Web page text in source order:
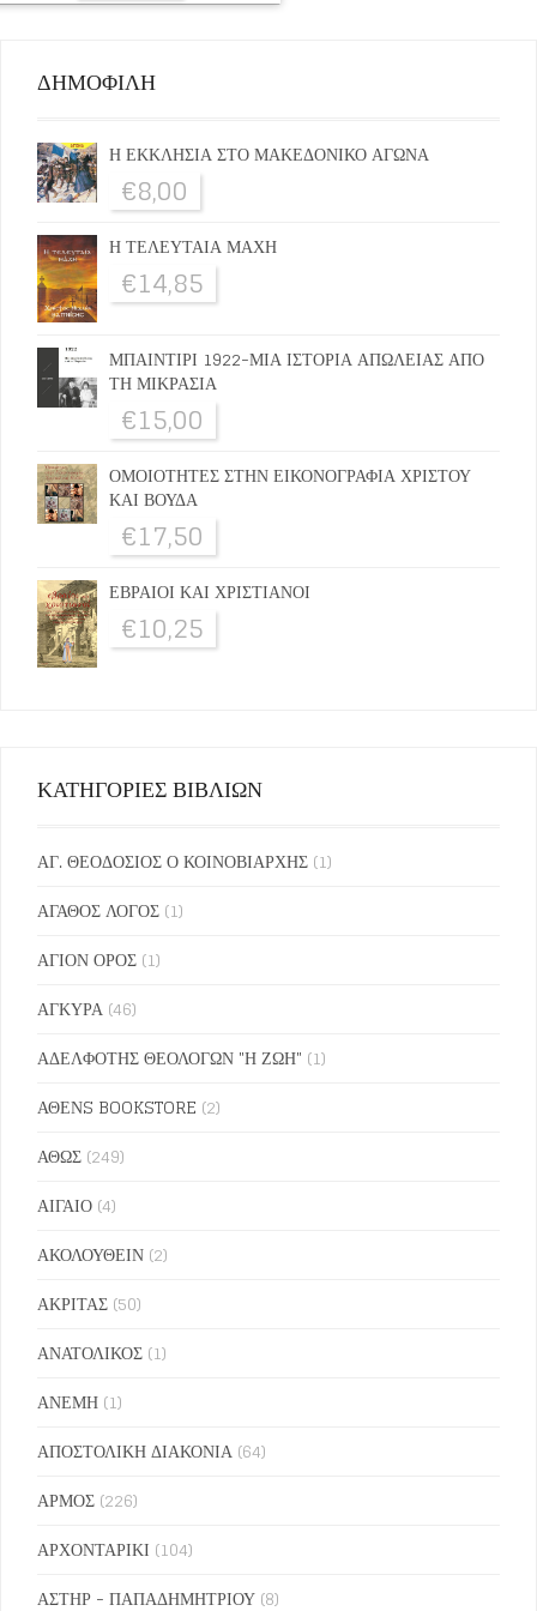
ΔΗΜΟΦΙΛΗ
Η ΕΚΚΛΗΣΙΑ ΣΤΟ ΜΑΚΕΔΟΝΙΚΟ ΑΓΩΝΑ
€8,00
Η ΤΕΛΕΥΤΑΙΑ ΜΑΧΗ
€14,85
ΜΠΑΙΝΤΙΡΙ 1922-ΜΙΑ ΙΣΤΟΡΙΑ ΑΠΩΛΕΙΑΣ ΑΠΟ
ΤΗ ΜΙΚΡΑΣΙΑ
€15,00
ΟΜΟΙΟΤΗΤΕΣ ΣΤΗΝ ΕΙΚΟΝΟΓΡΑΦΙΑ ΧΡΙΣΤΟΥ
ΚΑΙ ΒΟΥΔΑ
€17,50
ΕΒΡΑΙΟΙ ΚΑΙ ΧΡΙΣΤΙΑΝΟΙ
€10,25
ΚΑΤΗΓΟΡΙΕΣ ΒΙΒΛΙΩΝ
ΑΓ. ΘΕΟΔΟΣΙΟΣ Ο ΚΟΙΝΟΒΙΑΡΧΗΣ (1)
ΑΓΑΘΟΣ ΛΟΓΟΣ (1)
ΑΓΙΟΝ ΟΡΟΣ (1)
ΑΓΚΥΡΑ (46)
ΑΔΕΛΦΟΤΗΣ ΘΕΟΛΟΓΩΝ "Η ΖΩΗ" (1)
ΑΘΕΝS BOOKSTORE (2)
ΑΘΩΣ (249)
ΑΙΓΑΙΟ (4)
ΑΚΟΛΟΥΘΕΙΝ (2)
ΑΚΡΙΤΑΣ (50)
ΑΝΑΤΟΛΙΚΟΣ (1)
ΑΝΕΜΗ (1)
ΑΠΟΣΤΟΛΙΚΗ ΔΙΑΚΟΝΙΑ (64)
ΑΡΜΟΣ (226)
ΑΡΧΟΝΤΑΡΙΚΙ (104)
ΑΣΤΗΡ - ΠΑΠΑΔΗΜΗΤΡΙΟΥ (8)